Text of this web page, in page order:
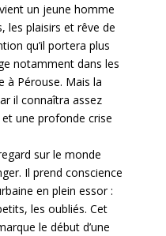
un jeune homme
les plaisirs et rêve de
qu’il portera plus
notamment dans les
à Pérouse. Mais la
il connaîtra assez
et une profonde crise
sur le monde
Il prend conscience
en plein essor :
les oubliés. Cet
le début d’une